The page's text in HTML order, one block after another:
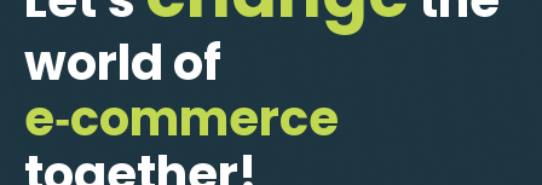
world of
e‑commerce